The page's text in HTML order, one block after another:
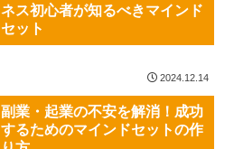
ネス初心者が知るべきマインド
セット
2024.12.14
副業・起業の不安を解消！成功
するためのマインドセットの作